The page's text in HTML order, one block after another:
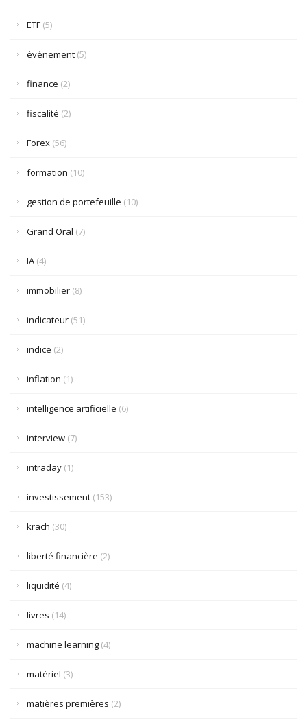
ETF (5)
événement (5)
finance (2)
fiscalité (2)
Forex (56)
formation (10)
gestion de portefeuille (10)
Grand Oral (7)
IA (4)
immobilier (8)
indicateur (51)
indice (2)
inflation (1)
intelligence artificielle (6)
interview (7)
intraday (1)
investissement (153)
krach (30)
liberté financière (2)
liquidité (4)
livres (14)
machine learning (4)
matériel (3)
matières premières (2)